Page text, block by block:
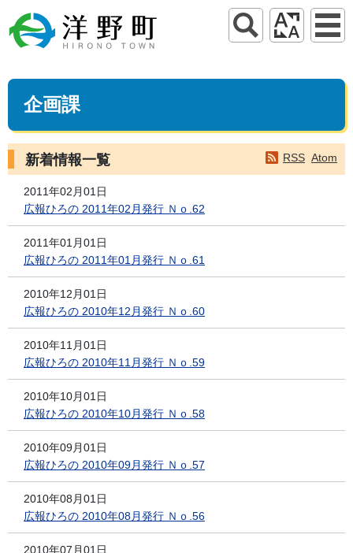
企画課
RSS Atom
新着情報一覧
2011年02月01日
広報ひろの 2011年02月発行 Ｎｏ.62
2011年01月01日
広報ひろの 2011年01月発行 Ｎｏ.61
2010年12月01日
広報ひろの 2010年12月発行 Ｎｏ.60
2010年11月01日
広報ひろの 2010年11月発行 Ｎｏ.59
2010年10月01日
広報ひろの 2010年10月発行 Ｎｏ.58
2010年09月01日
広報ひろの 2010年09月発行 Ｎｏ.57
2010年08月01日
広報ひろの 2010年08月発行 Ｎｏ.56
2010年07月01日